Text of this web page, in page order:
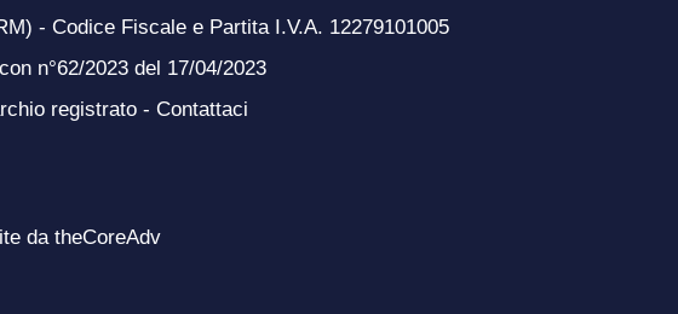
- Codice Fiscale e Partita I.V.A. 12279101005
n°62/2023 del 17/04/2023
registrato - Contattaci
da theCoreAdv